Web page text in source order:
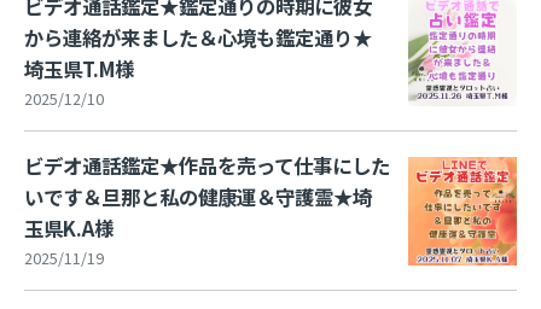
ビデオ通話鑑定★鑑定通りの時期に彼女
から連絡が来ました＆心境も鑑定通り★
埼玉県T.M様
2025/12/10
ビデオ通話鑑定★作品を売って仕事にした
いです＆旦那と私の健康運＆守護霊★埼
玉県K.A様
2025/11/19